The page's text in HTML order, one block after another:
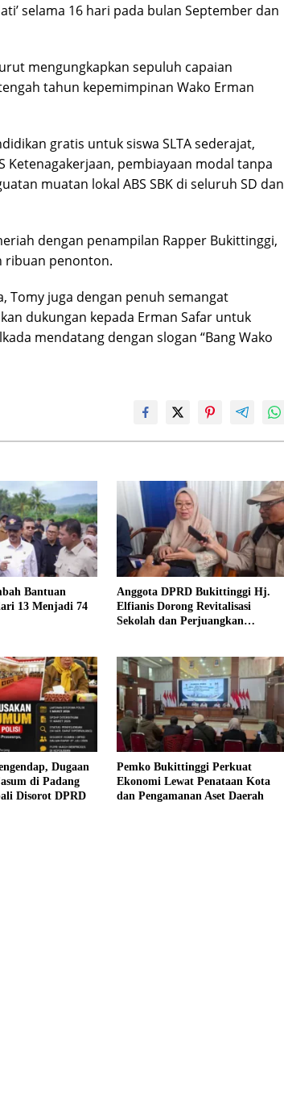
selama 16 hari pada bulan September dan
mengungkapkan sepuluh capaian
tahun kepemimpinan Wako Erman
gratis untuk siswa SLTA sederajat,
Ketenagakerjaan, pembiayaan modal tanpa
muatan lokal ABS SBK di seluruh SD dan
dengan penampilan Rapper Bukittinggi,
ribuan penonton.
Tomy juga dengan penuh semangat
dukungan kepada Erman Safar untuk
mendatang dengan slogan “Bang Wako
Bantuan
13 Menjadi 74
Anggota DPRD Bukittinggi Hj.
Elfianis Dorong Revitalisasi
Sekolah dan Perjuangkan
Dugaan
di Padang
Disorot DPRD
Pemko Bukittinggi Perkuat
Ekonomi Lewat Penataan Kota
dan Pengamanan Aset Daerah